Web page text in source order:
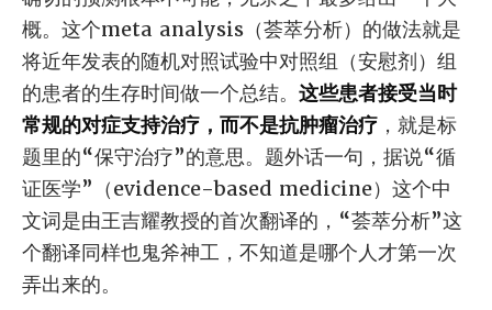
概。这个meta analysis（荟萃分析）的做法就是
将近年发表的随机对照试验中对照组（安慰剂）组
的患者的生存时间做一个总结。 这些患者接受当时
常规的对症支持治疗，而不是抗肿瘤治疗 ，就是标
题里的“保守治疗”的意思。题外话一句，据说“循
证医学”（evidence-based medicine）这个中
文词是由王吉耀教授的首次翻译的，“荟萃分析”这
个翻译同样也鬼斧神工，不知道是哪个人才第一次
弄出来的。